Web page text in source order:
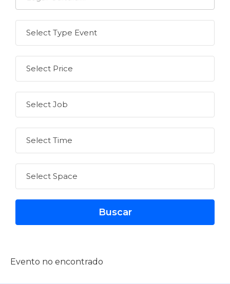
Evento no encontrado